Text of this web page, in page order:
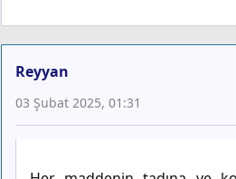
Reyyan
03 Şubat 2025, 01:31